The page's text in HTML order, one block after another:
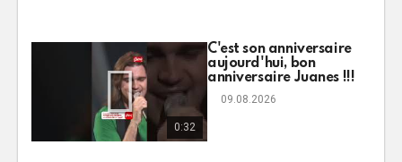
0:32
C'est son anniversaire
aujourd'hui, bon
anniversaire Juanes !!!
09.08.2026